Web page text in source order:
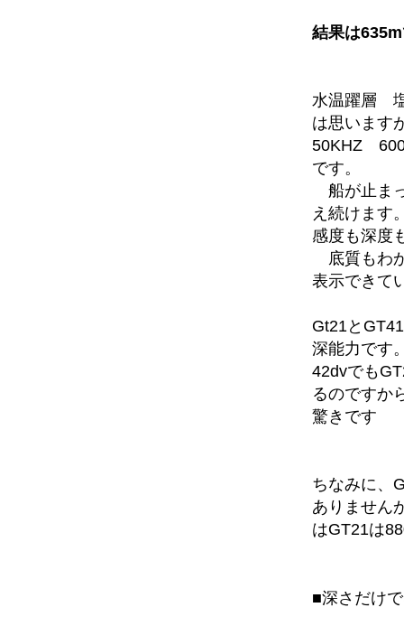
結果は
水温躍層
は思います
50KHZ
です。
船が止ま
え続けます
感度も深度
底質もわ
表示できて
Gt21と
深能力です
42dvでも
るのですか
驚きです
ちなみに、
ありません
はGT21は
■深さだけ